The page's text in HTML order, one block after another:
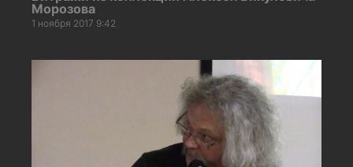
Морозова
1 ноября 2017 9:42